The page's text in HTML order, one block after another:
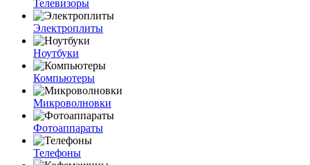
Телевизоры
Электроплиты
Ноутбуки
Компьютеры
Микроволновки
Фотоаппараты
Телефоны